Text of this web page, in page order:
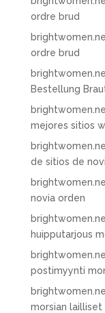
ordre brud
ordre brud
Bestellung
mejores sitios
de sitios de
novia orden
huipputarjous
postimyynti
morsian